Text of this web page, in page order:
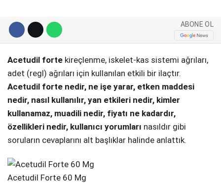
ABONE OL
Acetudil forte kireçlenme, iskelet-kas sistemi ağrıları,
adet (regl) ağrıları için kullanılan etkili bir ilaçtır.
Acetudil forte nedir, ne işe yarar, etken maddesi
nedir, nasıl kullanılır, yan etkileri nedir, kimler
kullanamaz, muadili nedir, fiyatı ne kadardır,
özellikleri nedir, kullanıcı yorumları nasıldır gibi
soruların cevaplarını alt başlıklar halinde anlattık.
Acetudil Forte 60 Mg